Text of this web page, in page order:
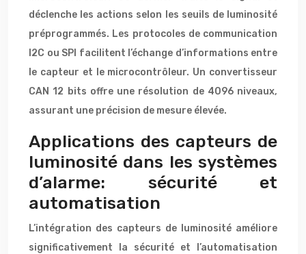
déclenche les actions selon les seuils de luminosité
préprogrammés. Les protocoles de communication
I2C ou SPI facilitent l’échange d’informations entre
le capteur et le microcontrôleur. Un convertisseur
CAN 12 bits offre une résolution de 4096 niveaux,
assurant une précision de mesure élevée.
Applications des capteurs de
luminosité dans les systèmes
d’alarme: sécurité et
automatisation
L’intégration des capteurs de luminosité améliore
significativement la sécurité et l’automatisation